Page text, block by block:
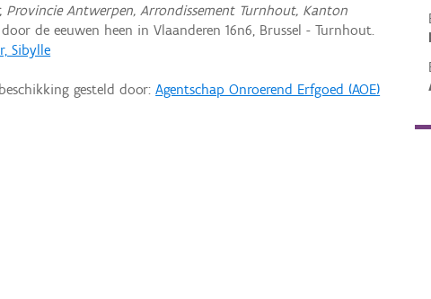
Provincie Antwerpen, Arrondissement Turnhout, Kanton
de eeuwen heen in Vlaanderen 16n6, Brussel - Turnhout.
Sibylle
gesteld door:Agentschap Onroerend Erfgoed (AOE)